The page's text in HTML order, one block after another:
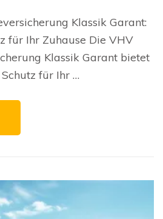
mit
der
VHV
Wohngebäudeversicherung
Garant
Klassik Garant:
für Ihr Zuhause Die VHV
Klassik Garant bietet
für Ihr …